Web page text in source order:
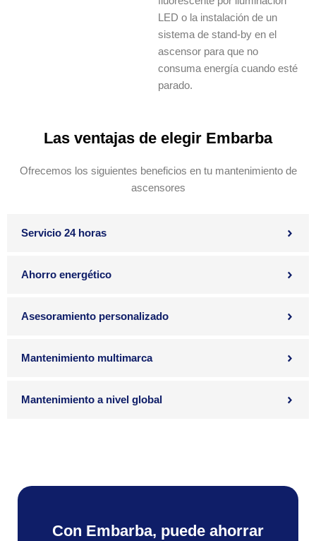
LED o la instalación de un
sistema de stand-by en el
ascensor para que no
consuma energía cuando esté
parado.
Las ventajas de elegir Embarba
Ofrecemos los siguientes beneficios en tu mantenimiento de
ascensores
Servicio 24 horas
Ahorro energético
Asesoramiento personalizado
Mantenimiento multimarca
Mantenimiento a nivel global
Con Embarba, puede ahorrar